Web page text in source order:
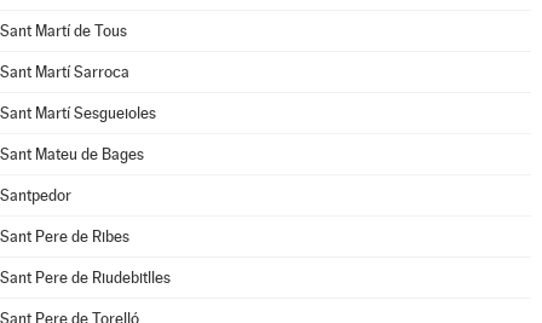
Sant Martí de Tous
Sant Martí Sarroca
Sant Martí Sesgueioles
Sant Mateu de Bages
Santpedor
Sant Pere de Ribes
Sant Pere de Riudebitlles
Sant Pere de Torelló